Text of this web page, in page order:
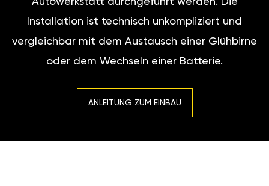
Installation ist technisch unkompliziert und
vergleichbar mit dem Austausch einer Glühbirne
oder dem Wechseln einer Batterie.
ANLEITUNG ZUM EINBAU